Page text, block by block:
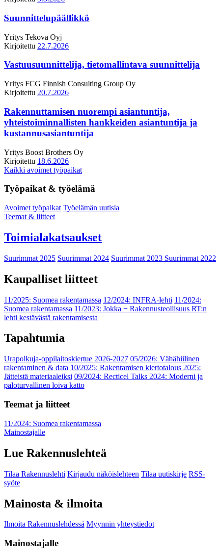
Suunnittelupäällikkö
Yritys Tekova Oyj
Kirjoitettu 22.7.2026
Vastuusuunnittelija, tietomallintava suunnittelija
Yritys FCG Finnish Consulting Group Oy
Kirjoitettu 20.7.2026
Rakennuttamisen nuorempi asiantuntija,
yhteistoiminnallisten hankkeiden asiantuntija ja
kustannusasiantuntija
Yritys Boost Brothers Oy
Kirjoitettu 18.6.2026
Kaikki avoimet työpaikat
Työpaikat & työelämä
Avoimet työpaikat Työelämän uutisia
Teemat & liitteet
Toimialakatsaukset
Suurimmat 2025 Suurimmat 2024 Suurimmat 2023 Suurimmat 2022
Kaupalliset liitteet
11/2025: Suomea rakentamassa 12/2024: INFRA-lehti 11/2024:
Suomea rakentamassa 11/2023: Jokka − Rakennusteollisuus RT:n
lehti kestävästä rakentamisesta
Tapahtumia
Urapolkuja-oppilaitoskiertue 2026-2027 05/2026: Vähähiilinen
rakentaminen & data 10/2025: Rakentamisen kiertotalous 2025:
Jätteistä materiaaleiksi 09/2024: Recticel Talks 2024: Moderni ja
paloturvallinen loiva katto
Teemat ja liitteet
11/2024: Suomea rakentamassa
Mainostajalle
Lue Rakennuslehteä
Tilaa Rakennuslehti Kirjaudu näköislehteen Tilaa uutiskirje RSS-
syöte
Mainosta & ilmoita
Ilmoita Rakennuslehdessä Myynnin yhteystiedot
Mainostajalle